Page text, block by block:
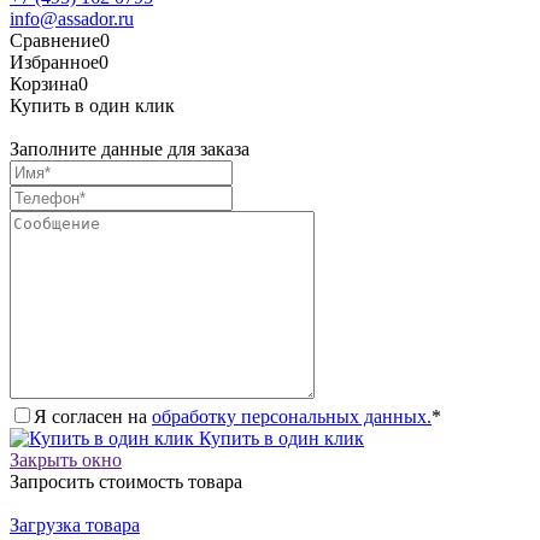
info@assador.ru
Сравнение0
Избранное0
Корзина0
Купить в один клик
Заполните данные для заказа
Я согласен на обработку персональных данных.*
Купить в один клик
Закрыть окно
Запросить стоимость товара
Загрузка товара